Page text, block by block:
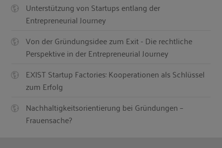
Unterstützung von Startups entlang der
Entrepreneurial Journey
Von der Gründungsidee zum Exit - Die rechtliche
Perspektive in der Entrepreneurial Journey
EXIST Startup Factories: Kooperationen als Schlüssel
zum Erfolg
Nachhaltigkeitsorientierung bei Gründungen –
Frauensache?